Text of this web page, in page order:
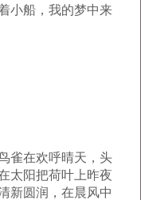
小船，我的梦中来
在欢呼晴天，头
太阳把荷叶上昨夜
新圆润，在晨风中